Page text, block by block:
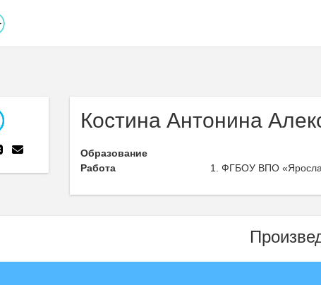
Костина Антонина
Образование
Работа
ФГБОУ ВПО